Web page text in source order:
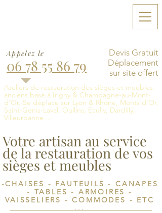
Appelez le
06 78 55 86 79
Devis Gratuit
Déplacement
sur site offert
Ateliers de restauration des sièges et meubles
anciens basé à Irigny & Champagne-au-Mont-
d'Or. Se déplace sur Lyon & Rhone, Monts d'Or,
Saint-Genis-Laval, Oullins, Ecully, Dardilly,
Villeurbanne ...
Votre artisan au service
de la restauration de vos
sièges et meubles
-CHAISES - FAUTEUILS - CANAPES
- TABLES - ARMOIRES -
VAISSELIERS - COMMODES - ETC
...